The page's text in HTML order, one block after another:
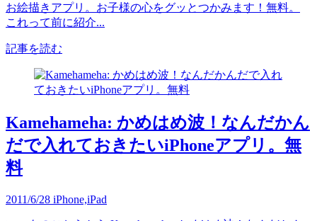
お絵描きアプリ。お子様の心をグッとつかみます！無料。
これって前に紹介...
記事を読む
Kamehameha: かめはめ波！なんだかん
だで入れておきたいiPhoneアプリ。無
料
2011/6/28 iPhone,iPad